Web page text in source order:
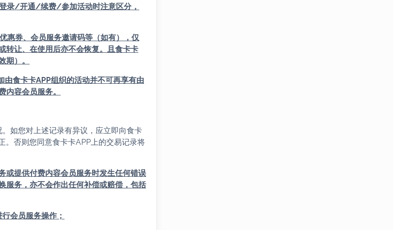
录/开通/续费/参加活动时注意区分，
惠券、会员服务邀请码等（如有），仅
转让、在使用后亦不会恢复。且食卡卡
期）。
由食卡卡APP组织的活动并不可再享有由
内容会员服务。
。如您对上述记录有异议，应立即向食卡
。否则您同意食卡卡APP上的交易记录将
或提供付费内容会员服务时发生任何错误
服务，亦不会作出任何补偿或赔偿，包括
会员服务操作；